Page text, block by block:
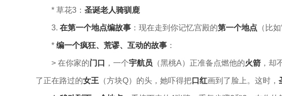
* 草花3： 圣诞老人骑驯鹿
3. 在第一个地点编故事 ：现在走到你记忆宫殿的第一个地点 （比
* 编一个疯狂、荒谬、互动的故事 ：
> 在你家的门口 ，一个宇航员 （黑桃A）正准备点燃他的火箭 ，却
了正在路过的女王 （方块Q）的头，她吓得把口红画到了脸上。这时，